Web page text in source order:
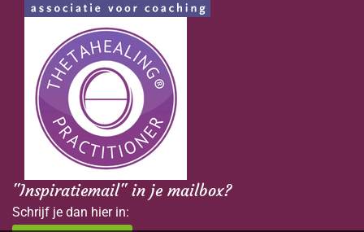
"Inspiratiemail" in je mailbox?
Schrijf je dan hier in: